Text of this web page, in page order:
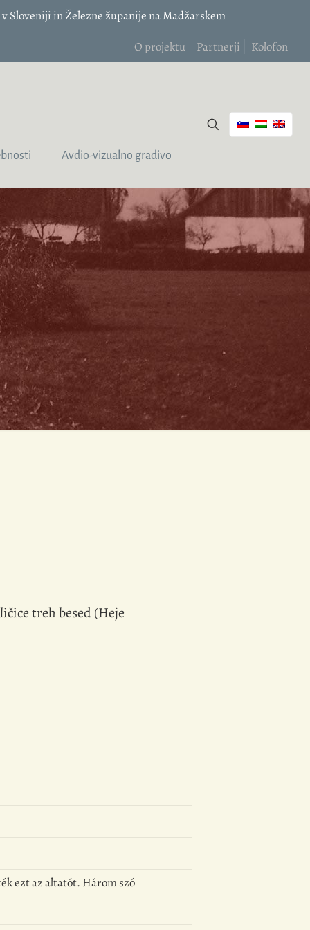
Sloveniji in Železne županije na Madžarskem
O projektu
Partnerji Kolofon
Avdio-vizualno gradivo
treh besed (Heje
ezt az altatót. Három szó